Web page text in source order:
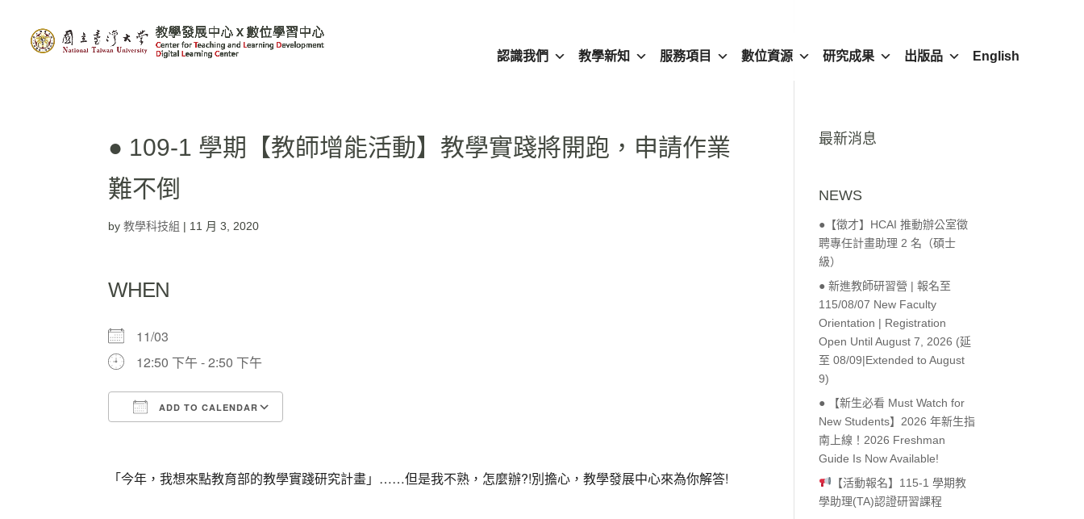
認識我們 教學新知 服務項目 數位資源 研究成果 出版品 English
● 109-1 學期【教師增能活動】教學實踐將開跑，申請作業
難不倒
by教學科技組 | 11 月 3, 2020
WHEN
11/03
12:50 下午 - 2:50 下午
ADD TO CALENDAR
Outlook Live
「今年，我想來點教育部的教學實踐研究計畫」……但是我不熟，怎麼辦?!別擔心，教學發展中心來為你解答!
最新消息
NEWS
●【徵才】HCAI 推動辦公室徵
聘專任計畫助理 2 名（碩士
級）
● 新進教師研習營 | 報名至
115/08/07 New Faculty
Orientation | Registration
Open Until August 7, 2026 (延
至 08/09|Extended to August
9)
● 【新生必看 Must Watch for
New Students】2026 年新生指
南上線！2026 Freshman
Guide Is Now Available!
【活動報名】115-1 學期教
學助理(TA)認證研習課程